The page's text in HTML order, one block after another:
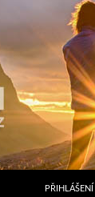
PŘIHLÁŠENÍ